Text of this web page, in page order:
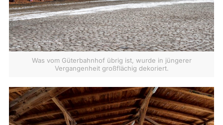
Was vom Güterbahnhof übrig ist, wurde in jüngerer
Vergangenheit großflächig dekoriert.